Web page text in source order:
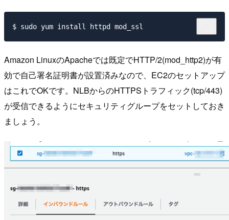
Amazon LinuxのApacheでは既定でHTTP/2(mod_http2)が有
効で自己署名証明書が設置済みなので、EC2のセットアップ
はこれでOKです。NLBからのHTTPSトラフィック(tcp/443)
が受信できるようにセキュリティグループをセットしておき
ましょう。